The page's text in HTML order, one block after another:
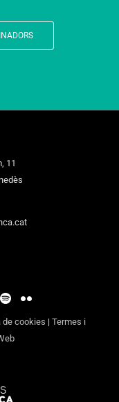
11
de cookies | Termes i